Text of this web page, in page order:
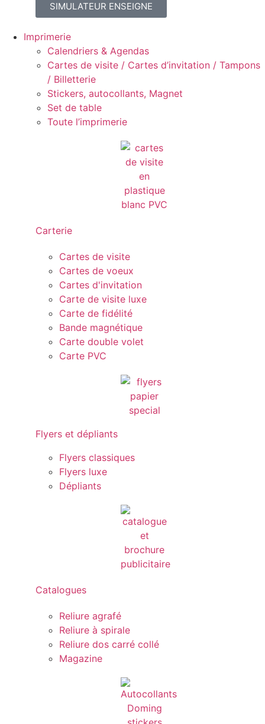
SIMULATEUR ENSEIGNE
Imprimerie
Calendriers & Agendas
Cartes de visite / Cartes d’invitation / Tampons
/ Billetterie
Stickers, autocollants, Magnet
Set de table
Toute l’imprimerie
Carterie
Cartes de visite
Cartes de voeux
Cartes d'invitation
Carte de visite luxe
Carte de fidélité
Bande magnétique
Carte double volet
Carte PVC
Flyers et dépliants
Flyers classiques
Flyers luxe
Dépliants
Catalogues
Reliure agrafé
Reliure à spirale
Reliure dos carré collé
Magazine